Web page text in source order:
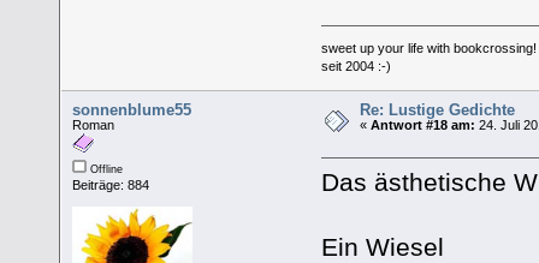
sweet up your life with bookcrossing!
seit 2004 :-)
sonnenblume55
Roman
Offline
Beiträge: 884
Re: Lustige Gedichte
«Antwort #18 am: 24. Juli
Das ästhetische
Ein Wiesel